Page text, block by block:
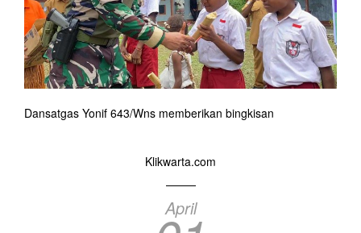
Dansatgas Yonif 643/Wns memberikan bingkisan
Klikwarta.com
April